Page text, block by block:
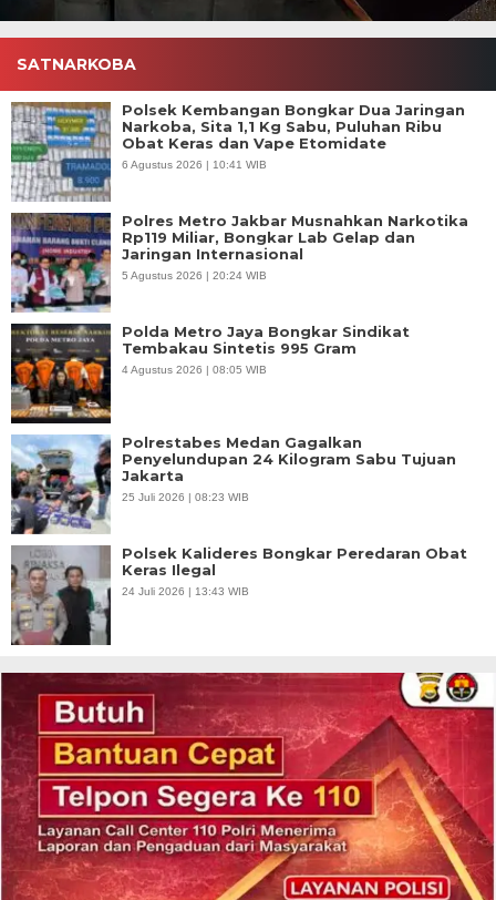
SATNARKOBA
Polsek Kembangan Bongkar Dua Jaringan
Narkoba, Sita 1,1 Kg Sabu, Puluhan Ribu
Obat Keras dan Vape Etomidate
6 Agustus 2026 | 10:41 WIB
Polres Metro Jakbar Musnahkan Narkotika
Rp119 Miliar, Bongkar Lab Gelap dan
Jaringan Internasional
5 Agustus 2026 | 20:24 WIB
Polda Metro Jaya Bongkar Sindikat
Tembakau Sintetis 995 Gram
4 Agustus 2026 | 08:05 WIB
Polrestabes Medan Gagalkan
Penyelundupan 24 Kilogram Sabu Tujuan
Jakarta
25 Juli 2026 | 08:23 WIB
Polsek Kalideres Bongkar Peredaran Obat
Keras Ilegal
24 Juli 2026 | 13:43 WIB